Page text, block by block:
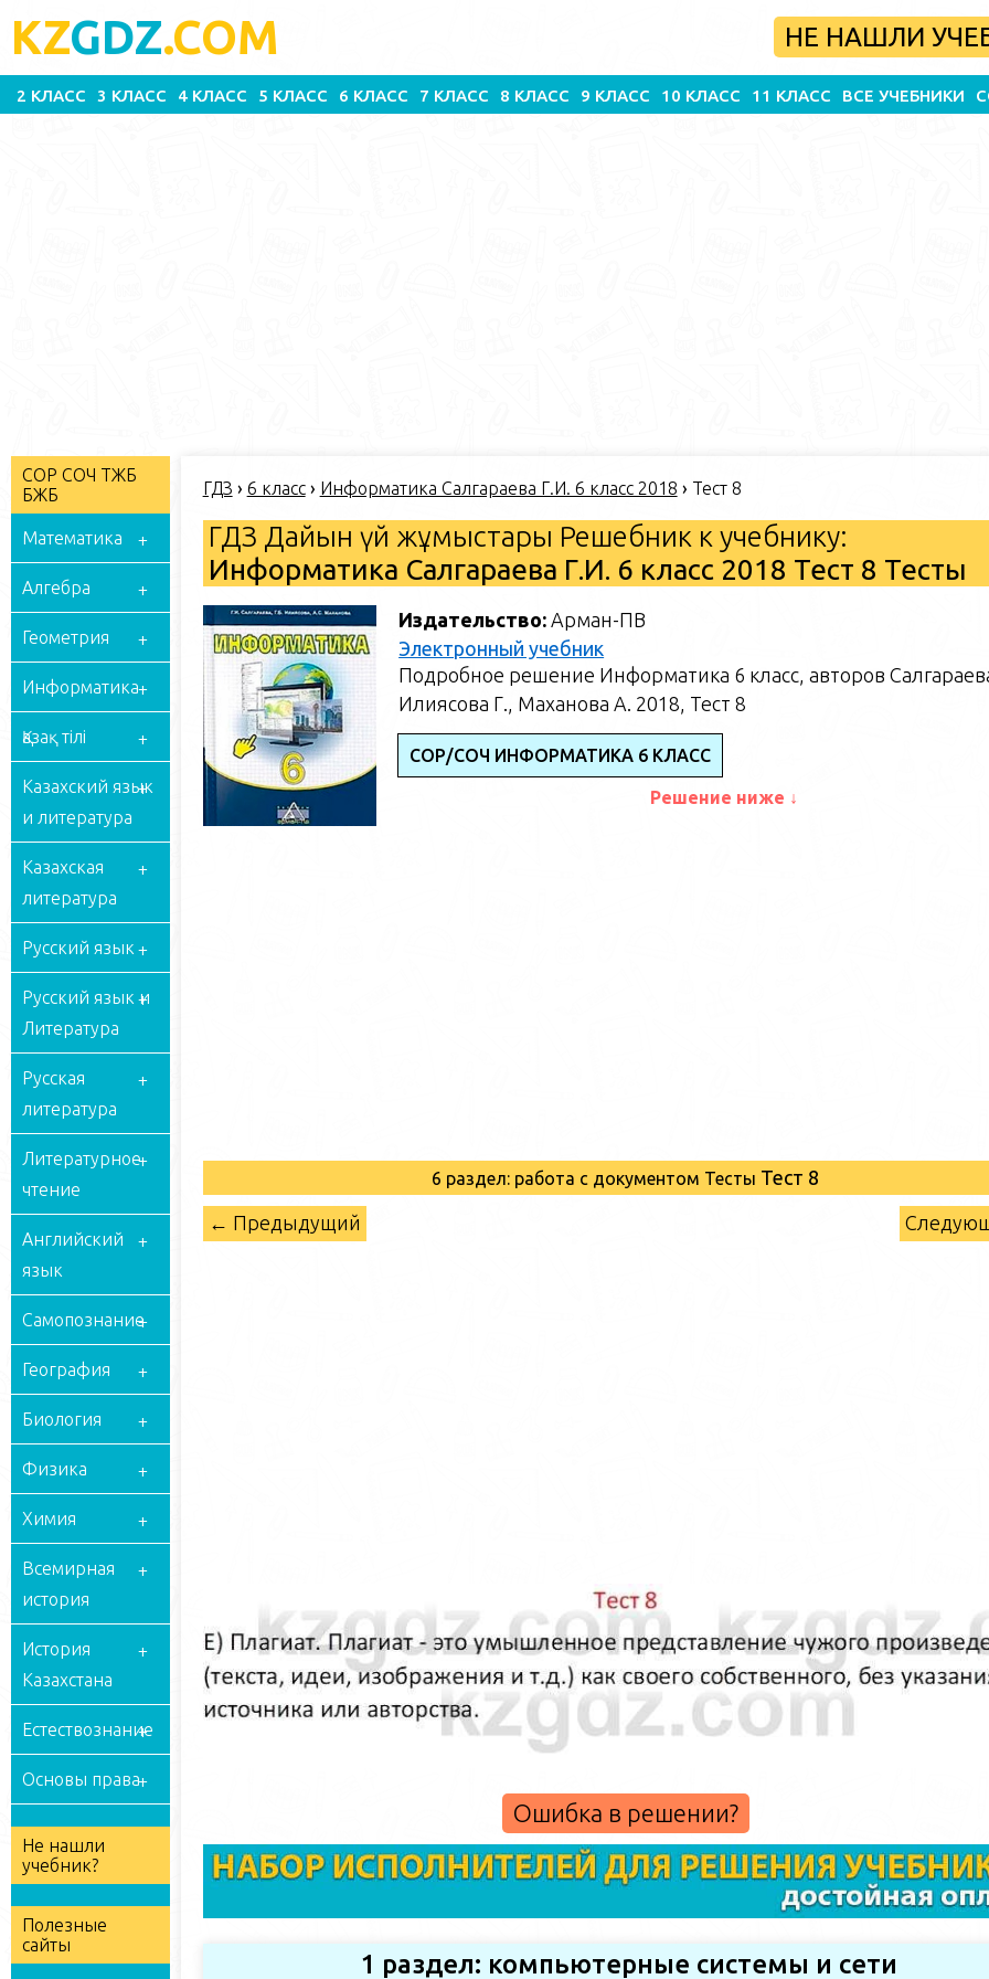
KZGDZ.COM НЕ НАШЛИ
2 КЛАСС 3 КЛАСС 4 КЛАСС 5 КЛАСС 6 КЛАСС 7 КЛАСС 8 КЛАСС 9 КЛАСС 10 КЛАСС 11 КЛАСС ВСЕ УЧЕБНИКИ
СОР СОЧ ТЖБ
БЖБ
Математика
Алгебра
Геометрия
Информатика
Қазақ тілі
Казахский язык
и литература
Казахская
литература
Русский язык
Русский язык и
Литература
Русская
литература
Литературное
чтение
Английский
язык
Самопознание
География
Биология
Физика
Химия
Всемирная
история
История
Казахстана
Естествознание
Основы права
Не нашли
учебник?
Полезные
сайты
ГДЗ › 6 класс› Информатика Салгараева Г.И. 6 класс 2018 › Тест 8
ГДЗ Дайын үй жұмыстары Решебник к учебнику:
Информатика Салгараева Г.И. 6 класс 2018 Тест 8 Тесты
Издательство:Арман-ПВ
Электронный учебник
Подробное решение Информатика 6 класс, авторов
Илиясова Г., Маханова А. 2018, Тест 8
СОР/СОЧ ИНФОРМАТИКА 6 КЛАСС
Решение ниже ↓
6 раздел: работа с документом Тесты Тест 8
← Предыдущий
Ошибка в решении?
1 раздел: компьютерные системы и сети